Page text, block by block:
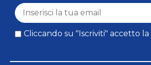
Cliccando su "Iscriviti" accetto la